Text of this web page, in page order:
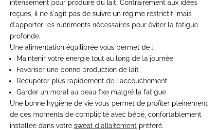
intensément pour produire du lait. Contrairement aux idées
reçues, il ne s'agit pas de suivre un régime restrictif, mais
d'apporter les nutriments nécessaires pour éviter la fatigue
profonde.
Une alimentation équilibrée vous permet de :
Maintenir votre énergie tout au long de la journée
Favoriser une bonne production de lait
Récupérer plus rapidement de l'accouchement
Garder un moral au beau fixe malgré la fatigue
Une bonne hygiène de vie vous permet de profiter pleinement
de ces moments de complicité avec bébé, confortablement
installée dans votre sweat d'allaitement préféré.